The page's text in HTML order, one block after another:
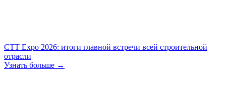
СТТ Expo 2026: итоги главной встречи всей строительной
отрасли
Узнать больше →